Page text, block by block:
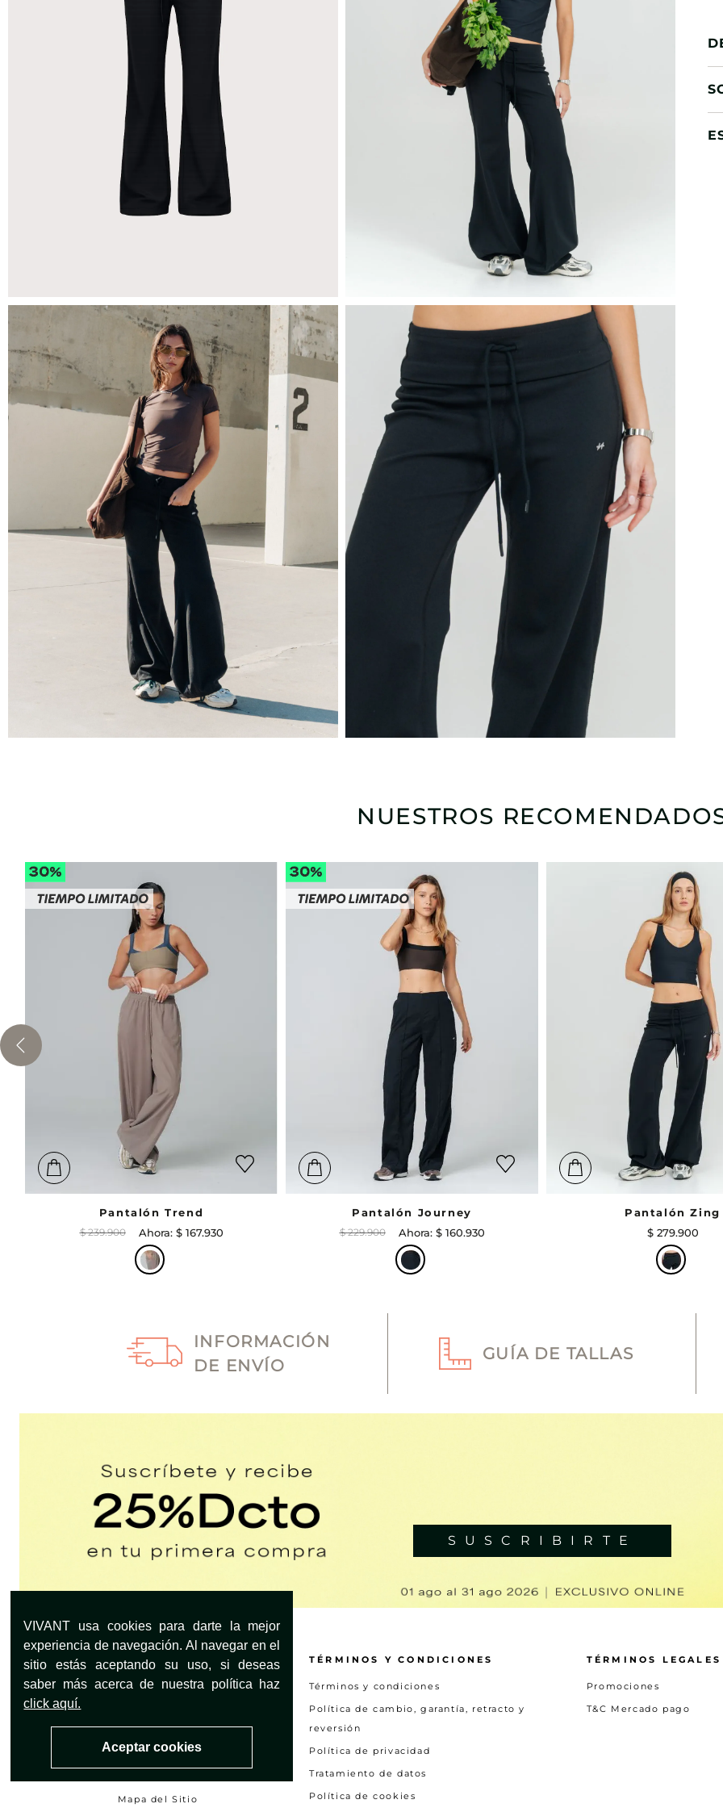
VIVANT usa cookies para darte la mejor
experiencia de navegación. Al navegar en el
sitio estás aceptando su uso, si deseas
saber más acerca de nuestra política haz
click aquí.
Aceptar cookies
NUESTROS
Pantalón Trend
$ 239.900 $ 167.930
Pantalón Journey
$ 229.900 $ 160.930
Pantalón Zing
$ 279.900
INFORMACIÓN
DE ENVÍO
GUÍA DE TALLAS
SUSCRIBIRTE
¿NECESITAS AYUDA?
Servicio al Cliente
Otras solicitudes
Mapa del Sitio
TÉRMINOS Y CONDICIONES
Términos y condiciones
Política de cambio, garantía, retracto y
reversión
Política de privacidad
Tratamiento de datos
Política de cookies
TÉRMINOS LEGALES
Promociones
T&C Mercado pago